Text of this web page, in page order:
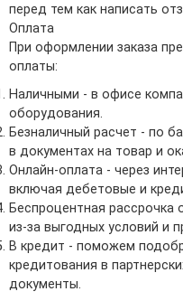
перед тем как написать
Оплата
При оформлении заказа
оплаты:
Наличными - в офисе
оборудования.
Безналичный расчет - по
в документах на товар и
Онлайн-оплата - через
включая дебетовые и
Беспроцентная рассрочка
из-за выгодных условий и
В кредит - поможем
кредитования в
документы.